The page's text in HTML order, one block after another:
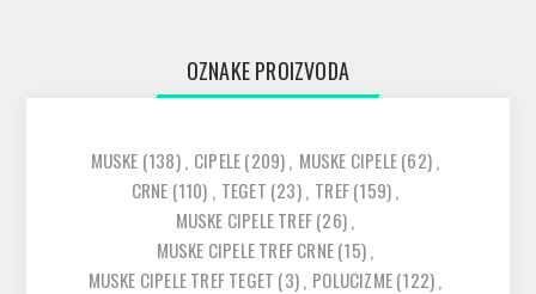
OZNAKE PROIZVODA
MUSKE (138), CIPELE(209), MUSKE CIPELE(62),
CRNE (110) , TEGET (23), TREF(159),
MUSKE CIPELE TREF(26),
MUSKE CIPELE TREF CRNE(15),
MUSKE CIPELE TREF TEGET (3), POLUCIZME(122),